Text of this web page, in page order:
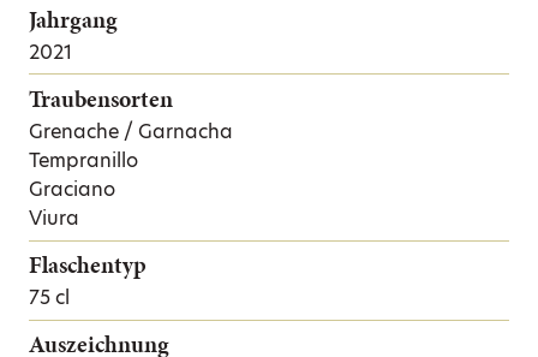
Jahrgang
2021
Traubensorten
Grenache / Garnacha
Tempranillo
Graciano
Viura
Flaschentyp
75 cl
Auszeichnung